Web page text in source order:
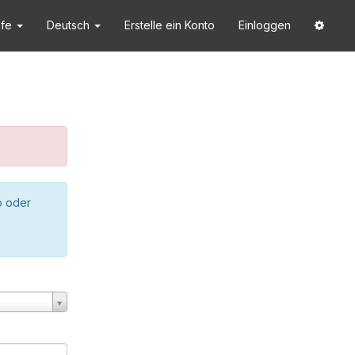
Deutsch Erstelle ein Konto Einloggen
oder